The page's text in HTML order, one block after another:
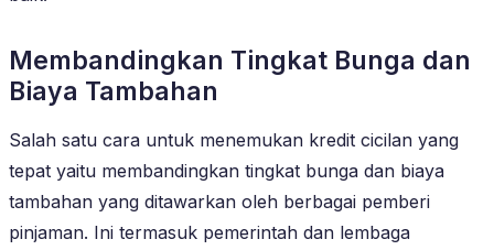
Membandingkan Tingkat Bunga dan
Biaya Tambahan
Salah satu cara untuk menemukan kredit cicilan yang
tepat yaitu membandingkan tingkat bunga dan biaya
tambahan yang ditawarkan oleh berbagai pemberi
pinjaman. Ini termasuk pemerintah dan lembaga